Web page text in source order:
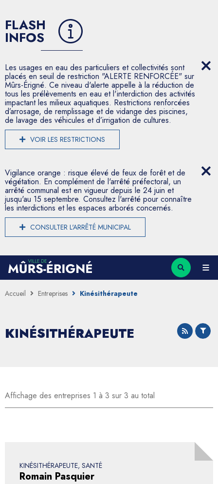
FLASH
INFOS
Les usages en eau des particuliers et collectivités sont
placés en seuil de restriction "ALERTE RENFORCÉE" sur
Mûrs-Érigné. Ce niveau d'alerte appelle à la réduction de
tous les prélèvements en eau et l'interdiction des activités
impactant les milieux aquatiques. Restrictions renforcées
d’arrosage, de remplissage et de vidange des piscines,
de lavage des véhicules et d’irrigation de cultures.
VOIR LES RESTRICTIONS
Vigilance orange : risque élevé de feux de forêt et de
végétation. En complément de l'arrêté préfectoral, un
arrêté communal est en vigueur depuis le 24 juin et
jusqu'au 15 septembre. Consultez l'arrêté pour connaître
les interdictions et les espaces arborés concernés.
CONSULTER L'ARRÊTÉ MUNICIPAL
Accueil Entreprises Kinésithérapeute
KINÉSITHÉRAPEUTE
Affichage des entreprises 1 à 3 sur 3 au total
KINÉSITHÉRAPEUTE, SANTÉ
Romain Pasquier